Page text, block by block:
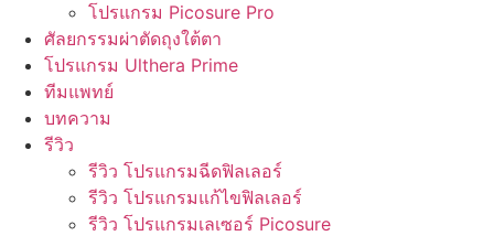
โปรแกรม Picosure Pro
ศัลยกรรมผ่าตัดถุงใต้ตา
โปรแกรม Ulthera Prime
ทีมแพทย์
บทความ
รีวิว
รีวิว โปรแกรมฉีดฟิลเลอร์
รีวิว โปรแกรมแก้ไขฟิลเลอร์
รีวิว โปรแกรมเลเซอร์ Picosure